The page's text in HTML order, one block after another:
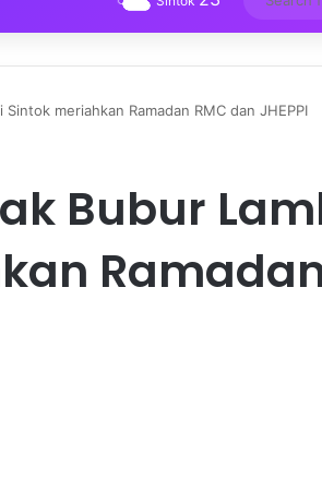
meriahkan Ramadan RMC dan JHEPPI
Bubur